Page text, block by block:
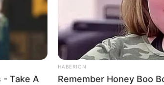
nas festas de
Halloween.
- Take A
HABERION
Remember Honey Boo